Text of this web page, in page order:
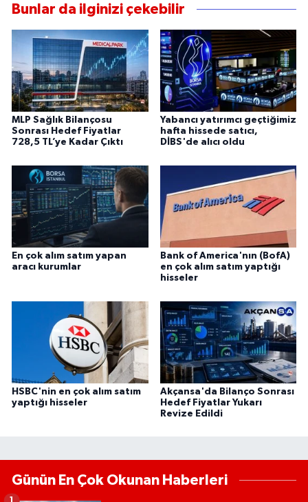
Bunlar da ilginizi çekebilir
MLP Sağlık Bilançosu
Sonrası Hedef Fiyatlar
728,5 TL’ye Kadar Çıktı
Yabancı yatırımcı geçtiğimiz
hafta hissede satıcı,
DİBS'de alıcı oldu
En çok alım satım yapan
aracı kurumlar
Bank of America'nın (BofA)
en çok alım satım yaptığı
hisseler
HSBC'nin en çok alım satım
yaptığı hisseler
Akçansa'da Bilanço Sonrası
Hedef Fiyatlar Yukarı
Revize Edildi
Günün En Çok Okunan Haberleri